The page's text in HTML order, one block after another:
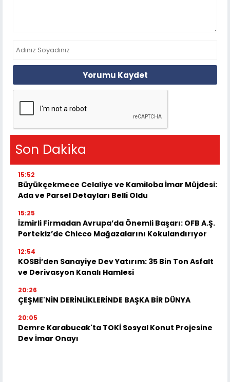
Yorumu Kaydet
Son Dakika
15:52
Büyükçekmece Celaliye ve Kamiloba İmar Müjdesi:
Ada ve Parsel Detayları Belli Oldu
15:25
İzmirli Firmadan Avrupa’da Önemli Başarı: OFB A.Ş.
Portekiz’de Chicco Mağazalarını Kokulandırıyor
12:54
KOSBİ’den Sanayiye Dev Yatırım: 35 Bin Ton Asfalt
ve Derivasyon Kanalı Hamlesi
20:26
ÇEŞME'NİN DERİNLİKLERİNDE BAŞKA BİR DÜNYA
20:05
Demre Karabucak'ta TOKİ Sosyal Konut Projesine
Dev İmar Onayı